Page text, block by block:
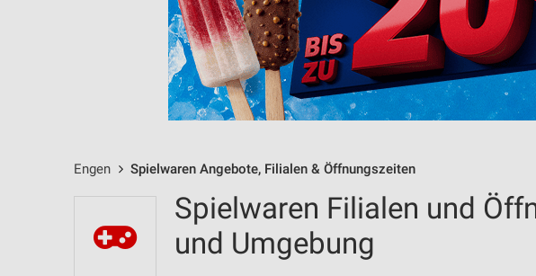
Engen Spielwaren Angebote, Filialen & Öffnungszeiten
Spielwaren Filialen und
und Umgebung